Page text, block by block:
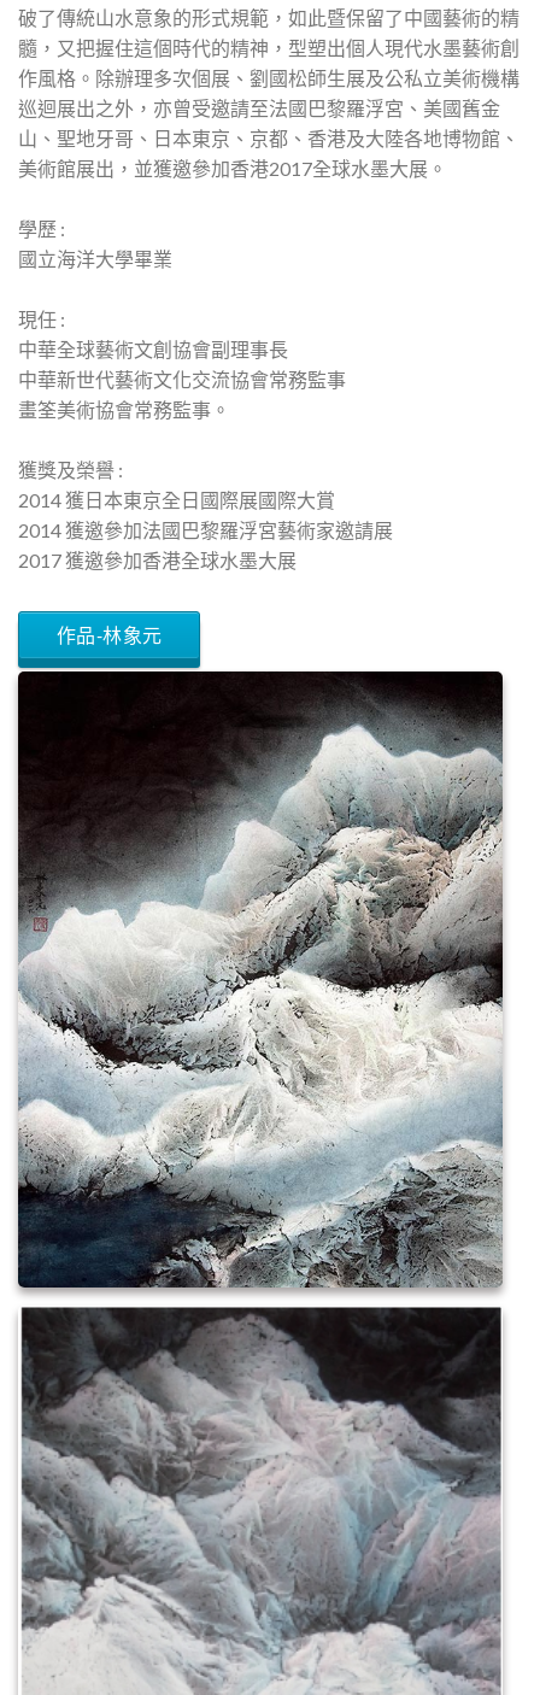
破了傳統山水意象的形式規範，如此暨保留了中國藝術的精
髓，又把握住這個時代的精神，型塑出個人現代水墨藝術創
作風格。除辦理多次個展、劉國松師生展及公私立美術機構
巡迴展出之外，亦曾受邀請至法國巴黎羅浮宮、美國舊金
山、聖地牙哥、日本東京、京都、香港及大陸各地博物館、
美術館展出，並獲邀參加香港2017全球水墨大展。
學歷 :
國立海洋大學畢業
現任 :
中華全球藝術文創協會副理事長
中華新世代藝術文化交流協會常務監事
畫筌美術協會常務監事。
獲獎及榮譽 :
2014 獲日本東京全日國際展國際大賞
2014 獲邀參加法國巴黎羅浮宮藝術家邀請展
2017 獲邀參加香港全球水墨大展
作品-林象元